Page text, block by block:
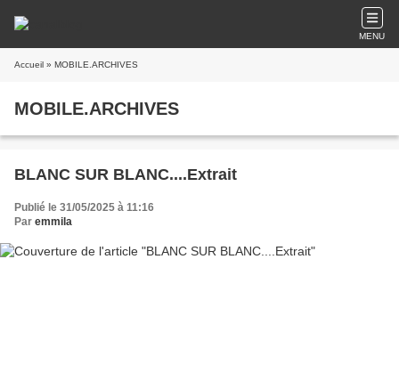
MENU
Accueil » MOBILE.ARCHIVES
MOBILE.ARCHIVES
BLANC SUR BLANC....Extrait
Publié le 31/05/2025 à 11:16
Par emmila